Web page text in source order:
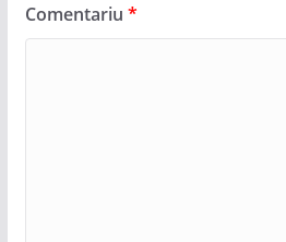
Comentariu *